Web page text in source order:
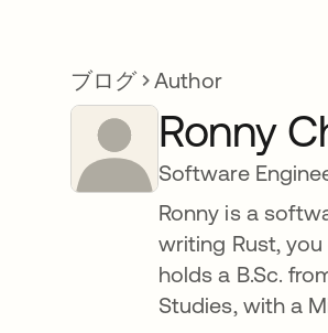
ブログ Author
Ronny
Software
Ronny is a
writing Rust,
holds a B.Sc.
Studies, with a